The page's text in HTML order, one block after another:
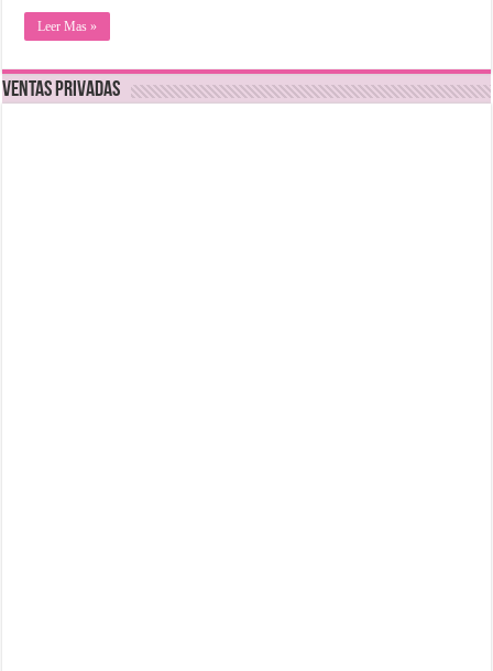
Leer Mas »
Ventas Privadas